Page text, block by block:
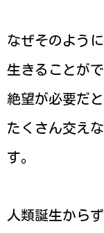
なぜそのよう
生きることが
絶望が必要だ
たくさん交え
す。
人類誕生から